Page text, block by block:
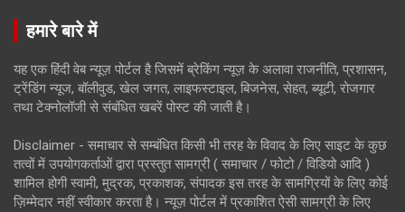
हमारे बारे में
यह एक हिंदी वेब न्यूज़ पोर्टल है जिसमें ब्रेकिंग न्यूज़ के अलावा राजनीति, प्रशासन,
ट्रेंडिंग न्यूज, बॉलीवुड, खेल जगत, लाइफस्टाइल, बिजनेस, सेहत, ब्यूटी, रोजगार
तथा टेक्नोलॉजी से संबंधित खबरें पोस्ट की जाती है।
Disclaimer - समाचार से सम्बंधित किसी भी तरह के विवाद के लिए साइट के कुछ
तत्वों में उपयोगकर्ताओं द्वारा प्रस्तुत सामग्री ( समाचार / फोटो / विडियो आदि )
शामिल होगी स्वामी, मुद्रक, प्रकाशक, संपादक इस तरह के सामग्रियों के लिए कोई
ज़िम्मेदार नहीं स्वीकार करता है। न्यूज़ पोर्टल में प्रकाशित ऐसी सामग्री के लिए